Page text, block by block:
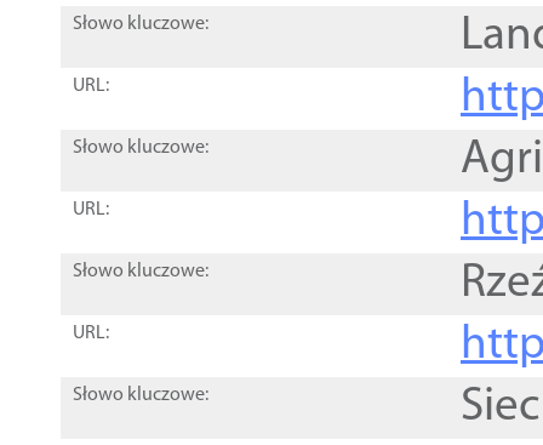
Słowo kluczowe:
URL:
Słowo kluczowe:
URL:
Słowo kluczowe:
URL:
Słowo kluczowe: